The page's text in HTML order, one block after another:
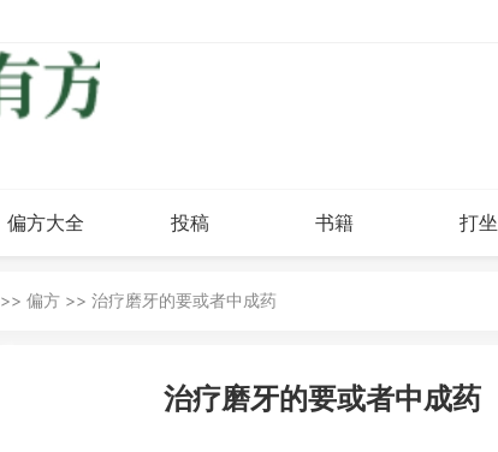
偏方大全 投稿 书籍 打坐
>> 偏方 >> 治疗磨牙的要或者中成药
治疗磨牙的要或者中成药